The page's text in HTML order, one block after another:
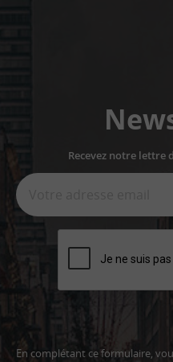
Recevez notre
En complétant ce formulaire,